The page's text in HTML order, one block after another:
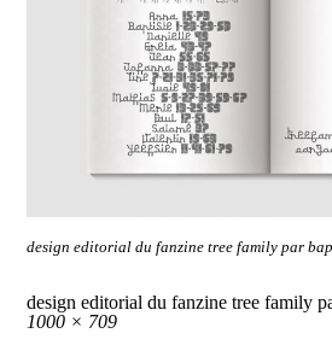
design editorial du fanzine tree family par
design editorial du fanzine tree family
Taille
réelle
1000 × 709